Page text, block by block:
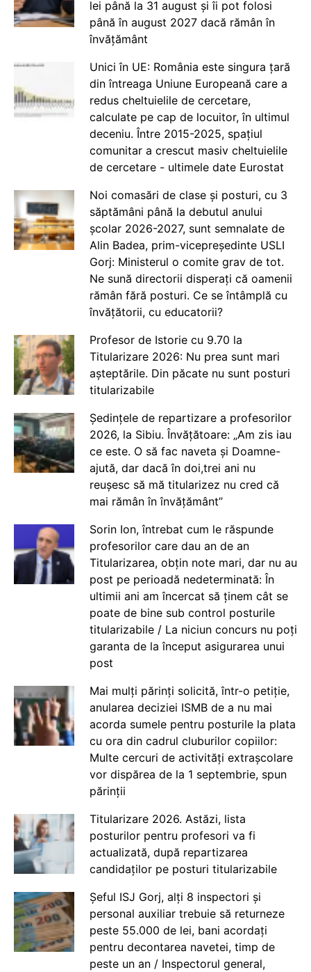
lei până la 31 august și îi pot folosi
până în august 2027 dacă rămân în
învățământ
Unici în UE: România este singura țară
din întreaga Uniune Europeană care a
redus cheltuielile de cercetare,
calculate pe cap de locuitor, în ultimul
deceniu. Între 2015-2025, spațiul
comunitar a crescut masiv cheltuielile
de cercetare - ultimele date Eurostat
Noi comasări de clase și posturi, cu 3
săptămâni până la debutul anului
școlar 2026-2027, sunt semnalate de
Alin Badea, prim-vicepreședinte USLI
Gorj: Ministerul o comite grav de tot.
Ne sună directorii disperați că oamenii
rămân fără posturi. Ce se întâmplă cu
învățătorii, cu educatorii?
Profesor de Istorie cu 9.70 la
Titularizare 2026: Nu prea sunt mari
așteptările. Din păcate nu sunt posturi
titularizabile
Ședințele de repartizare a profesorilor
2026, la Sibiu. Învățătoare: „Am zis iau
ce este. O să fac naveta și Doamne-
ajută, dar dacă în doi,trei ani nu
reușesc să mă titularizez nu cred că
mai rămân în învățământ”
Sorin Ion, întrebat cum le răspunde
profesorilor care dau an de an
Titularizarea, obțin note mari, dar nu au
post pe perioadă nedeterminată: În
ultimii ani am încercat să ținem cât se
poate de bine sub control posturile
titularizabile / La niciun concurs nu poți
garanta de la început asigurarea unui
post
Mai mulți părinți solicită, într-o petiție,
anularea deciziei ISMB de a nu mai
acorda sumele pentru posturile la plata
cu ora din cadrul cluburilor copiilor:
Multe cercuri de activități extrașcolare
vor dispărea de la 1 septembrie, spun
părinții
Titularizare 2026. Astăzi, lista
posturilor pentru profesori va fi
actualizată, după repartizarea
candidaților pe posturi titularizabile
Șeful ISJ Gorj, alți 8 inspectori și
personal auxiliar trebuie să returneze
peste 55.000 de lei, bani acordați
pentru decontarea navetei, timp de
peste un an / Inspectorul general,